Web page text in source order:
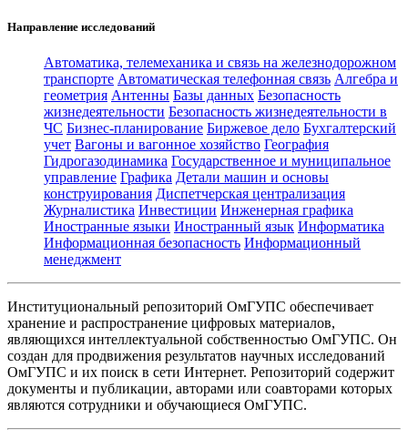
Направление исследований
Автоматика, телемеханика и связь на железнодорожном
транспорте Автоматическая телефонная связь Алгебра и
геометрия Антенны Базы данных Безопасность
жизнедеятельности Безопасность жизнедеятельности в
ЧС Бизнес-планирование Биржевое дело Бухгалтерский
учет Вагоны и вагонное хозяйство География
Гидрогазодинамика Государственное и муниципальное
управление Графика Детали машин и основы
конструирования Диспетчерская централизация
Журналистика Инвестиции Инженерная графика
Иностранные языки Иностранный язык Информатика
Информационная безопасность Информационный
менеджмент
Институциональный репозиторий ОмГУПС обеспечивает
хранение и распространение цифровых материалов,
являющихся интеллектуальной собственностью ОмГУПС. Он
создан для продвижения результатов научных исследований
ОмГУПС и их поиск в сети Интернет. Репозиторий содержит
документы и публикации, авторами или соавторами которых
являются сотрудники и обучающиеся ОмГУПС.